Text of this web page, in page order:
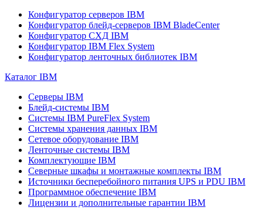
Конфигуратор серверов IBM
Конфигуратор блейд-серверов IBM BladeCenter
Конфигуратор СХД IBM
Конфигуратор IBM Flex System
Конфигуратор ленточных библиотек IBM
Каталог IBM
Серверы IBM
Блейд-системы IBM
Системы IBM PureFlex System
Системы хранения данных IBM
Сетевое оборудование IBM
Ленточные системы IBM
Комплектующие IBM
Северные шкафы и монтажные комплекты IBM
Источники бесперебойного питания UPS и PDU IBM
Программное обеспечение IBM
Лицензии и дополнительные гарантии IBM